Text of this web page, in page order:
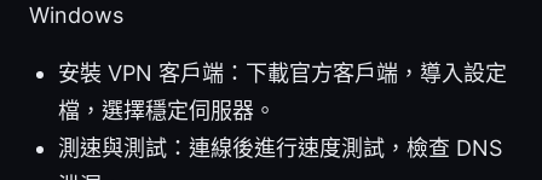
Windows
安裝 VPN 客戶端：下載官方客戶端，導入設定
檔，選擇穩定伺服器。
測速與測試：連線後進行速度測試，檢查 DNS